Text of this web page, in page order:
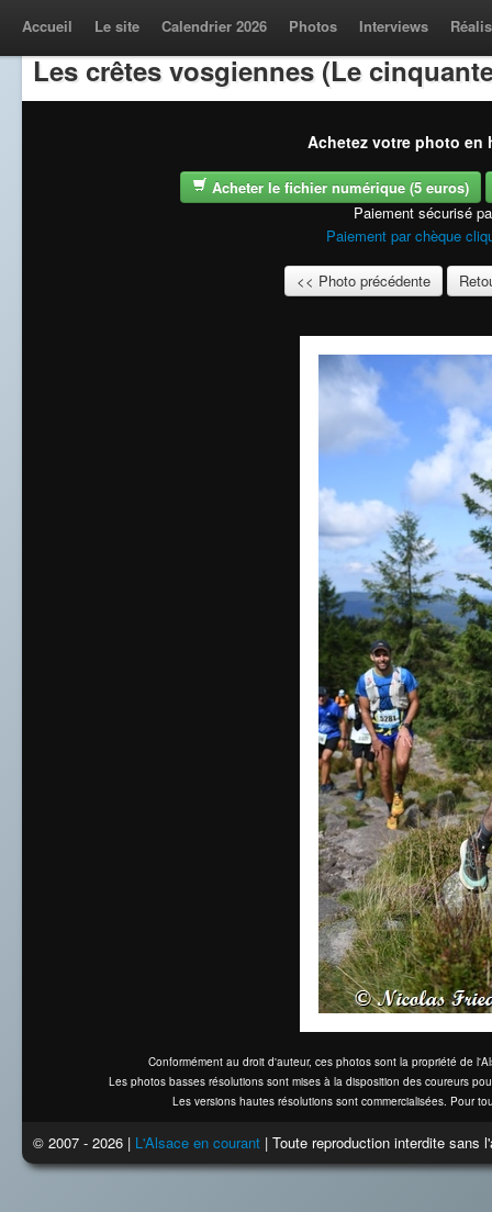
Accueil Le site Calendrier 2026 Photos Interviews
Les crêtes vosgiennes (Le
Achetez votre photo en
Acheter le fichier numérique (5 euros)
Paiement sécurisé
Paiement par chèque
<< Photo précédente
Conformément au droit d'auteur, ces photos sont la propriété de
Les photos basses résolutions sont mises à la disposition des coureurs
Les versions hautes résolutions sont commercialisées. Pour
© 2007 - 2026 | L'Alsace en courant | Toute reproduction interdite sans